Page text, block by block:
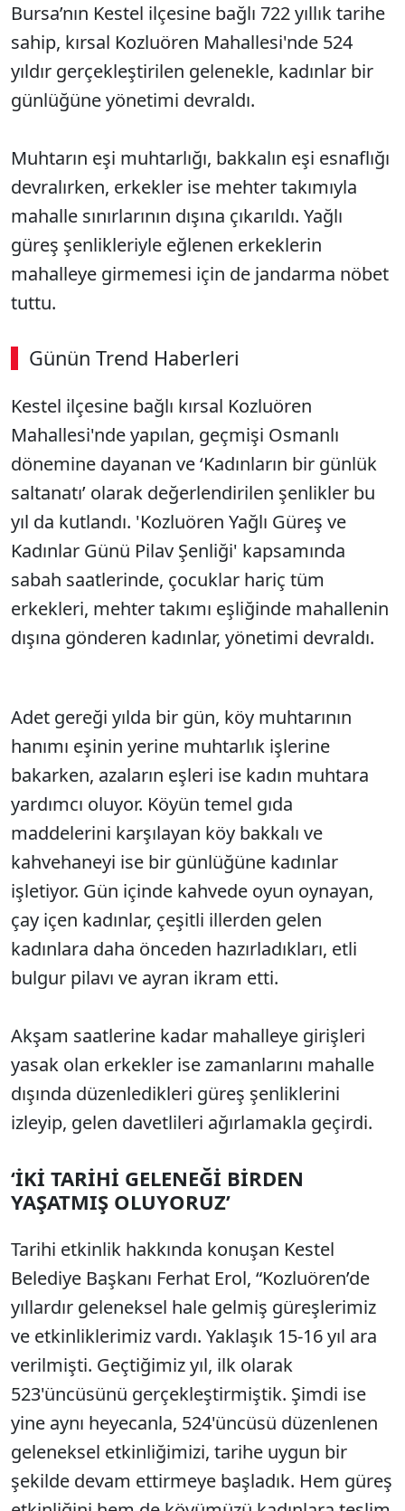
Bursa’nın Kestel ilçesine bağlı 722 yıllık tarihe
sahip, kırsal Kozluören Mahallesi'nde 524
yıldır gerçekleştirilen gelenekle, kadınlar bir
günlüğüne yönetimi devraldı.
Muhtarın eşi muhtarlığı, bakkalın eşi esnaflığı
devralırken, erkekler ise mehter takımıyla
mahalle sınırlarının dışına çıkarıldı. Yağlı
güreş şenlikleriyle eğlenen erkeklerin
mahalleye girmemesi için de jandarma nöbet
tuttu.
Günün Trend Haberleri
Kestel ilçesine bağlı kırsal Kozluören
Mahallesi'nde yapılan, geçmişi Osmanlı
dönemine dayanan ve ‘Kadınların bir günlük
saltanatı’ olarak değerlendirilen şenlikler bu
yıl da kutlandı. 'Kozluören Yağlı Güreş ve
Kadınlar Günü Pilav Şenliği' kapsamında
sabah saatlerinde, çocuklar hariç tüm
erkekleri, mehter takımı eşliğinde mahallenin
dışına gönderen kadınlar, yönetimi devraldı.
Adet gereği yılda bir gün, köy muhtarının
hanımı eşinin yerine muhtarlık işlerine
bakarken, azaların eşleri ise kadın muhtara
yardımcı oluyor. Köyün temel gıda
maddelerini karşılayan köy bakkalı ve
kahvehaneyi ise bir günlüğüne kadınlar
işletiyor. Gün içinde kahvede oyun oynayan,
çay içen kadınlar, çeşitli illerden gelen
kadınlara daha önceden hazırladıkları, etli
bulgur pilavı ve ayran ikram etti.
Akşam saatlerine kadar mahalleye girişleri
yasak olan erkekler ise zamanlarını mahalle
dışında düzenledikleri güreş şenliklerini
izleyip, gelen davetlileri ağırlamakla geçirdi.
‘İKİ TARİHİ GELENEĞİ BİRDEN
YAŞATMIŞ OLUYORUZ’
Tarihi etkinlik hakkında konuşan Kestel
Belediye Başkanı Ferhat Erol, “Kozluören’de
yıllardır geleneksel hale gelmiş güreşlerimiz
ve etkinliklerimiz vardı. Yaklaşık 15-16 yıl ara
verilmişti. Geçtiğimiz yıl, ilk olarak
523'üncüsünü gerçekleştirmiştik. Şimdi ise
yine aynı heyecanla, 524'üncüsü düzenlenen
geleneksel etkinliğimizi, tarihe uygun bir
şekilde devam ettirmeye başladık. Hem güreş